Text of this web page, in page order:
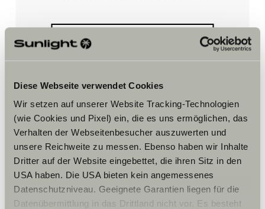
Diese Webseite verwendet Cookies
Wir setzen auf unserer Website Tracking-Technologien
(wie Cookies und Pixel) ein, die es uns ermöglichen, das
Verhalten der Webseitenbesucher auszuwerten und
unsere Reichweite zu messen. Ebenso haben wir Inhalte
Dritter auf der Website eingebettet, die ihren Sitz in den
USA haben. Die USA bieten kein angemessenes
Datenschutzniveau. Geeignete Garantien liegen für die
Datenübermittlung in das Drittland nicht vor. Es besteht
Horario
JERES FORRETNINGS ÅBNINGSTIDER
Salgsafdeling:
Mandag – Fredag:
Ajustes de cookies